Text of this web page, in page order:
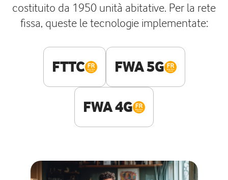
costituito da 1950 unità abitative. Per la rete
fissa, queste le tecnologie implementate:
FTTC FWA 5G
FWA 4G